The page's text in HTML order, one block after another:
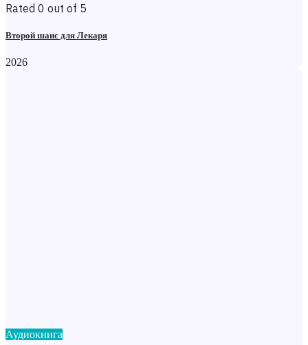
Rated 0 out of 5
Второй шанс для Лекаря
2026
Аудиокнига